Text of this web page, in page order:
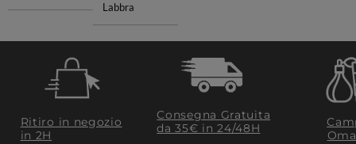
Labbra
Ritiro in negozio
in 2H
Consegna Gratuita
da 35€​ in 24/48H